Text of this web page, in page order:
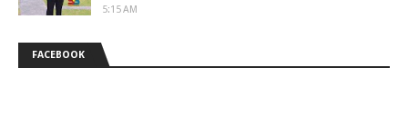
5:15 AM
FACEBOOK